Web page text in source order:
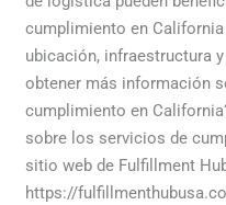
cumplimiento en
ubicación, infraestructura
obtener más información
cumplimiento en
sobre los servicios de
sitio web de Fulfillment
https://